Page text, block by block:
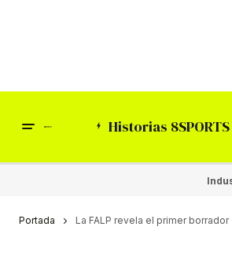
Historias 8SPORTS
Portada La FALP revela el primer